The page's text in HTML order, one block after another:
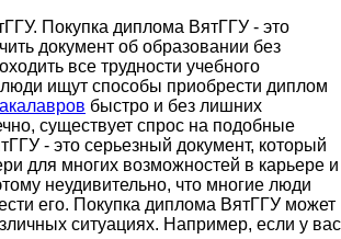
Покупка диплома ВятГГУ - это
документ об образовании без
все трудности учебного
ищут способы приобрести диплом
быстро и без лишних
существует спрос на подобные
- это серьезный документ, который
для многих возможностей в карьере и
неудивительно, что многие люди
его. Покупка диплома ВятГГУ может
ситуациях. Например, если у вас